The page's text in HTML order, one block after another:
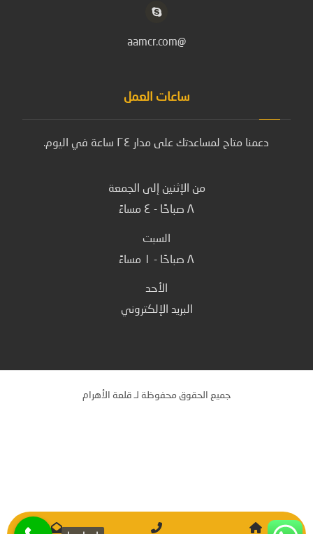
@aamcr.com
ساعات العمل
دعمنا متاح لمساعدتك على مدار ٢٤ ساعة في اليوم.
من الإثنين إلى الجمعة
٨ صباحًا - ٤ مساءً
السبت
٨ صباحًا - ١ مساءً
الأحد
البريد الإلكتروني
جميع الحقوق محفوظة لـ قلعة الأهرام